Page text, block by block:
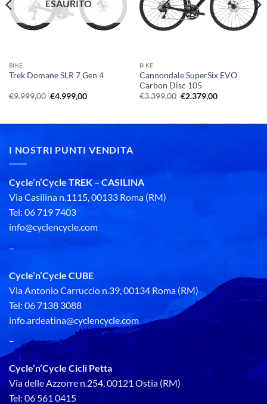
ESAURITO
BIKE
Trek Domane SLR 7 Gen 4
€9.999,00 Il
€9.999,00.
€4.999,00Il
€4.999,00.
BIKE
Cannondale SuperSix EVO
Carbon Disc 105
€3.399,00 Il
€3.399,00.
€2.379,00Il
€2.379,00.
I NOSTRI PUNTI VENDITA
Cycle’n’Cycle TREK – CASILINA
Via Casilina n.1115, 00133 Roma (RM)
Tel: 06 719 7403
info@cyclencycle.com
–
Cycle’n’Cycle CUBE
Via Antonio Carruccio n.39, 00134 Roma (RM)
Tel: 06 7138 3088
info.ardeatina@cyclencycle.com
–
Cycle’n’Cycle Cicli Petta
Via delle Azzorre n.254, 00121 Ostia (RM)
Tel: 06 561 0415